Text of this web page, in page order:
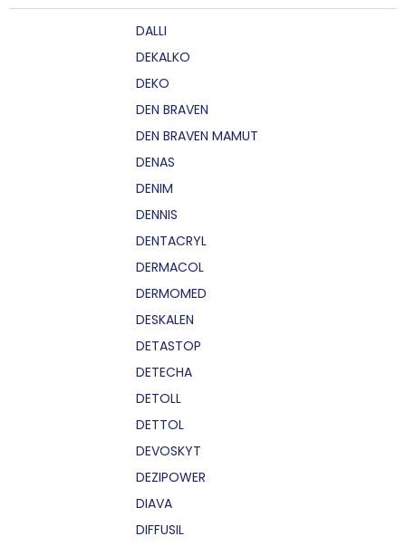
DALLI
DEKALKO
DEKO
DEN BRAVEN
DEN BRAVEN MAMUT
DENAS
DENIM
DENNIS
DENTACRYL
DERMACOL
DERMOMED
DESKALEN
DETASTOP
DETECHA
DETOLL
DETTOL
DEVOSKYT
DEZIPOWER
DIAVA
DIFFUSIL